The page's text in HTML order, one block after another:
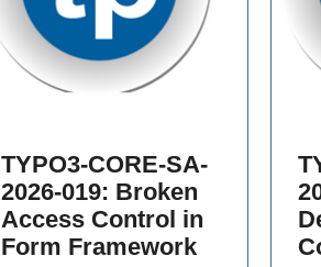
TYPO3-CORE-SA-
2026-019: Broken
Access Control in
Form Framework